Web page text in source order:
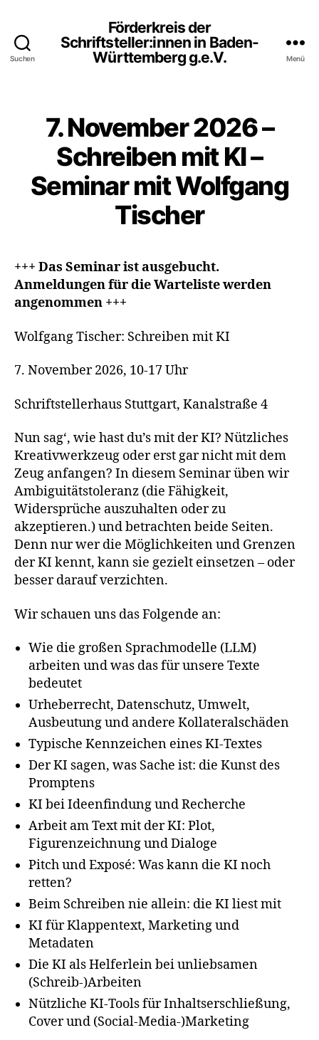
Suchen
Förderkreis der
Schriftsteller:innen in Baden-
Württemberg g.e.V.
Menü
7. November 2026 –
Schreiben mit KI –
Seminar mit Wolfgang
Tischer
+++ Das Seminar ist ausgebucht.
Anmeldungen für die Warteliste werden
angenommen +++
Wolfgang Tischer: Schreiben mit KI
7. November 2026, 10-17 Uhr
Schriftstellerhaus Stuttgart, Kanalstraße 4
Nun sag‘, wie hast du’s mit der KI? Nützliches
Kreativwerkzeug oder erst gar nicht mit dem
Zeug anfangen? In diesem Seminar üben wir
Ambiguitätstoleranz (die Fähigkeit,
Widersprüche auszuhalten oder zu
akzeptieren.) und betrachten beide Seiten.
Denn nur wer die Möglichkeiten und Grenzen
der KI kennt, kann sie gezielt einsetzen – oder
besser darauf verzichten.
Wir schauen uns das Folgende an:
Wie die großen Sprachmodelle (LLM)
arbeiten und was das für unsere Texte
bedeutet
Urheberrecht, Datenschutz, Umwelt,
Ausbeutung und andere Kollateralschäden
Typische Kennzeichen eines KI-Textes
Der KI sagen, was Sache ist: die Kunst des
Promptens
KI bei Ideenfindung und Recherche
Arbeit am Text mit der KI: Plot,
Figurenzeichnung und Dialoge
Pitch und Exposé: Was kann die KI noch
retten?
Beim Schreiben nie allein: die KI liest mit
KI für Klappentext, Marketing und
Metadaten
Die KI als Helferlein bei unliebsamen
(Schreib-)Arbeiten
Nützliche KI-Tools für Inhaltserschließung,
Cover und (Social-Media-)Marketing